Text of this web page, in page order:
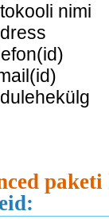
nimi
paketi